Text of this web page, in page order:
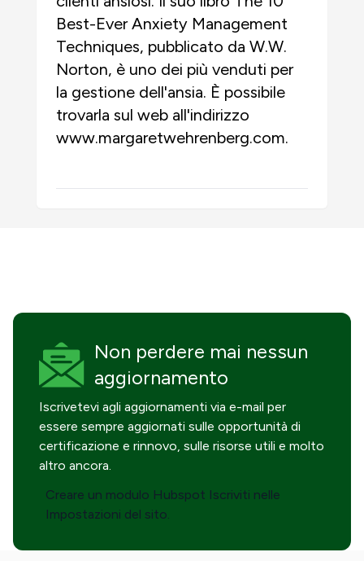
Best-Ever Anxiety Management
Techniques, pubblicato da W.W.
Norton, è uno dei più venduti per
la gestione dell'ansia. È possibile
trovarla sul web all'indirizzo
www.margaretwehrenberg.com.
Non perdere mai nessun
aggiornamento
Iscrivetevi agli aggiornamenti via e-mail per
essere sempre aggiornati sulle opportunità di
certificazione e rinnovo, sulle risorse utili e molto
altro ancora.
Creare un modulo Hubspot Iscriviti nelle
Impostazioni del sito.